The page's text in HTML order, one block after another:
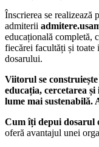
Înscrierea se
admiterii
educațională completă,
fiecărei facultăți și toate
dosarului.
Viitorul se
educația, cercetarea
lume mai sustenabilă.
Cum îți depui dosarul
oferă avantajul unei